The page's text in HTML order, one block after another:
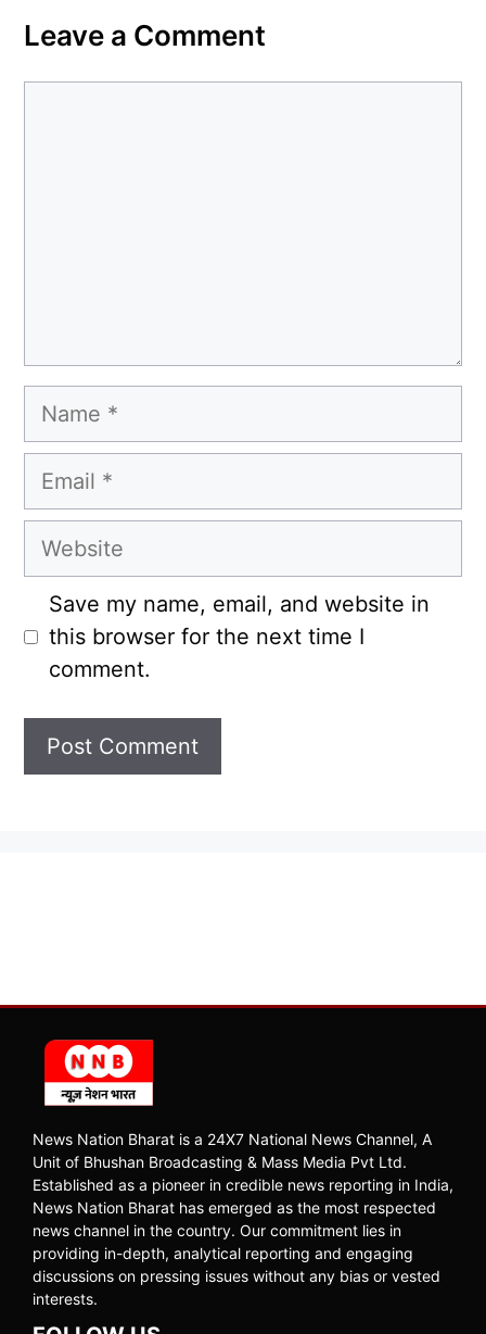
Leave a Comment
Name
Email
Website
Save my name, email, and website in
this browser for the next time I
comment.
News Nation Bharat is a 24X7 National News Channel, A
Unit of Bhushan Broadcasting & Mass Media Pvt Ltd.
Established as a pioneer in credible news reporting in India,
News Nation Bharat has emerged as the most respected
news channel in the country. Our commitment lies in
providing in-depth, analytical reporting and engaging
discussions on pressing issues without any bias or vested
interests.